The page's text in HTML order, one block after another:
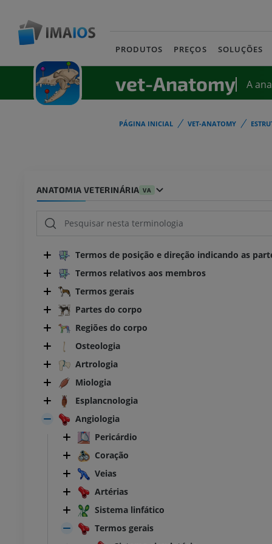
PRODUTOS PREÇOS SOLUÇÕES
vet-Anatomy A
PÁGINA INICIAL VET-ANATOMY
ANATOMIA VETERINÁRIA VA
Termos de posição e direção indicando as
Termos relativos aos membros
Termos gerais
Partes do corpo
Regiões do corpo
Osteologia
Artrologia
Miologia
Esplancnologia
Angiologia
Pericárdio
Coração
Veias
Artérias
Sistema linfático
Termos gerais
BOVINO
Ilustrações